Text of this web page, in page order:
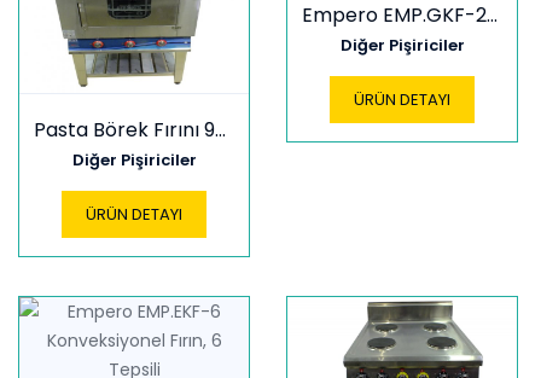
Pasta Börek Fırını 90*90
Diğer Pişiriciler
ÜRÜN DETAYI
Empero EMP.GKF-20 Plus Konveksiyonlu Fırın - Gazlı
Diğer Pişiriciler
ÜRÜN DETAYI